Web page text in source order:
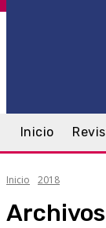
Inicio
Inicio 2018